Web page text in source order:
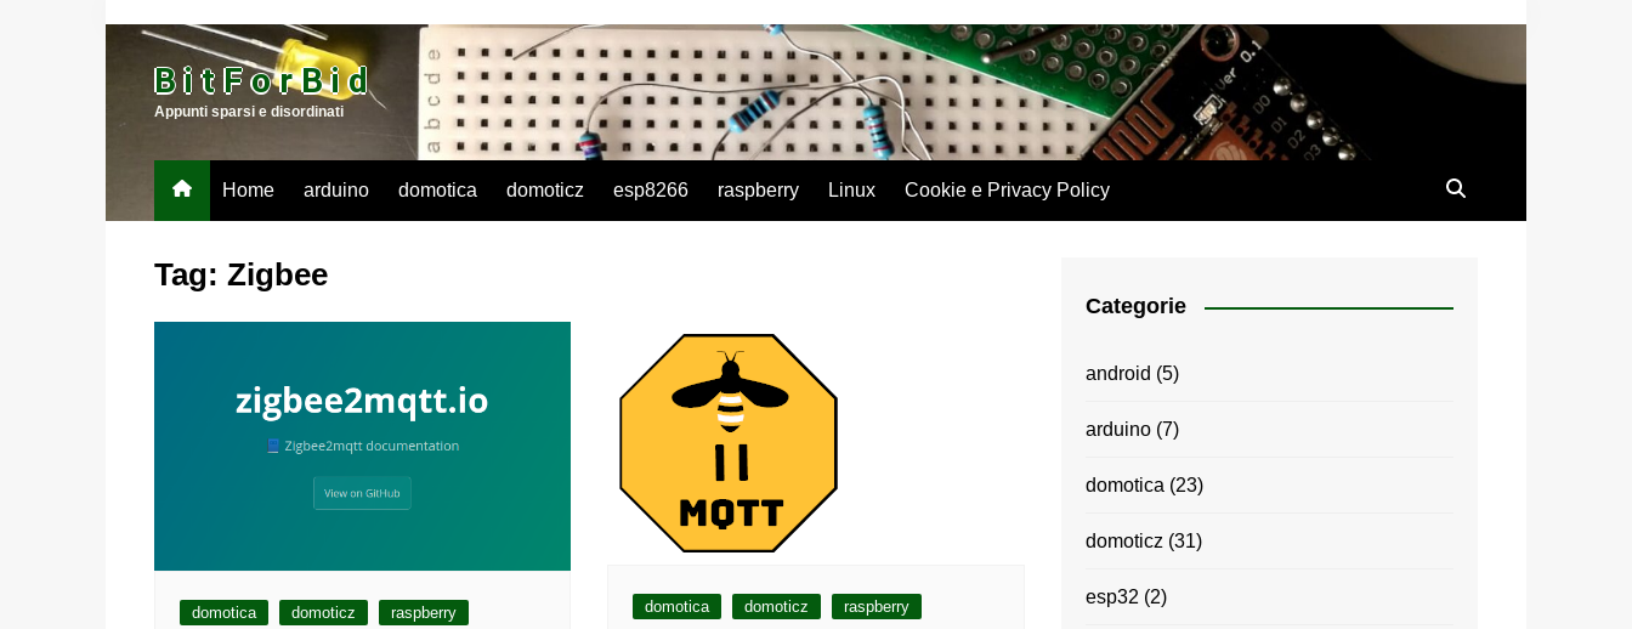
B i t F o r B i d
Appunti sparsi e disordinati
Home arduino domotica domoticz esp8266 raspberry Linux Cookie e Privacy Policy
Tag: Zigbee
domotica domoticz raspberry domotica domoticz raspberry
Categorie
android (5)
arduino(7)
domotica (23)
domoticz (31)
esp32 (2)